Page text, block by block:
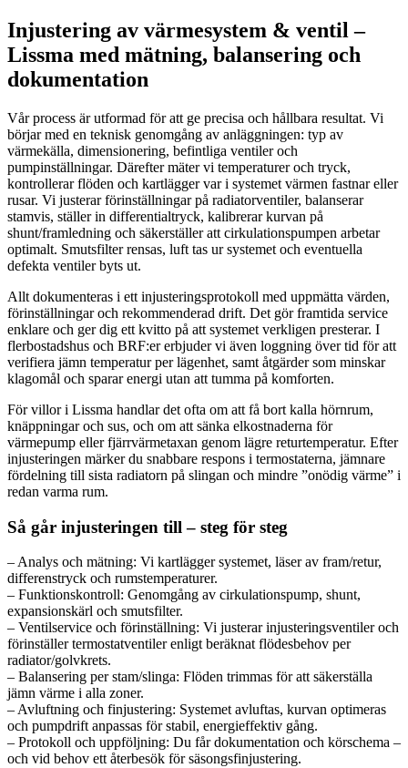
Injustering av värmesystem & ventil –
Lissma med mätning, balansering och
dokumentation
Vår process är utformad för att ge precisa och hållbara resultat. Vi
börjar med en teknisk genomgång av anläggningen: typ av
värmekälla, dimensionering, befintliga ventiler och
pumpinställningar. Därefter mäter vi temperaturer och tryck,
kontrollerar flöden och kartlägger var i systemet värmen fastnar eller
rusar. Vi justerar förinställningar på radiatorventiler, balanserar
stamvis, ställer in differentialtryck, kalibrerar kurvan på
shunt/framledning och säkerställer att cirkulationspumpen arbetar
optimalt. Smutsfilter rensas, luft tas ur systemet och eventuella
defekta ventiler byts ut.
Allt dokumenteras i ett injusteringsprotokoll med uppmätta värden,
förinställningar och rekommenderad drift. Det gör framtida service
enklare och ger dig ett kvitto på att systemet verkligen presterar. I
flerbostadshus och BRF:er erbjuder vi även loggning över tid för att
verifiera jämn temperatur per lägenhet, samt åtgärder som minskar
klagomål och sparar energi utan att tumma på komforten.
För villor i Lissma handlar det ofta om att få bort kalla hörnrum,
knäppningar och sus, och om att sänka elkostnaderna för
värmepump eller fjärrvärmetaxan genom lägre returtemperatur. Efter
injusteringen märker du snabbare respons i termostaterna, jämnare
fördelning till sista radiatorn på slingan och mindre ”onödig värme” i
redan varma rum.
Så går injusteringen till – steg för steg
– Analys och mätning: Vi kartlägger systemet, läser av fram/retur,
differenstryck och rumstemperaturer.
– Funktionskontroll: Genomgång av cirkulationspump, shunt,
expansionskärl och smutsfilter.
– Ventilservice och förinställning: Vi justerar injusteringsventiler och
förinställer termostatventiler enligt beräknat flödesbehov per
radiator/golvkrets.
– Balansering per stam/slinga: Flöden trimmas för att säkerställa
jämn värme i alla zoner.
– Avluftning och finjustering: Systemet avluftas, kurvan optimeras
och pumpdrift anpassas för stabil, energieffektiv gång.
– Protokoll och uppföljning: Du får dokumentation och körschema –
och vid behov ett återbesök för säsongsfinjustering.